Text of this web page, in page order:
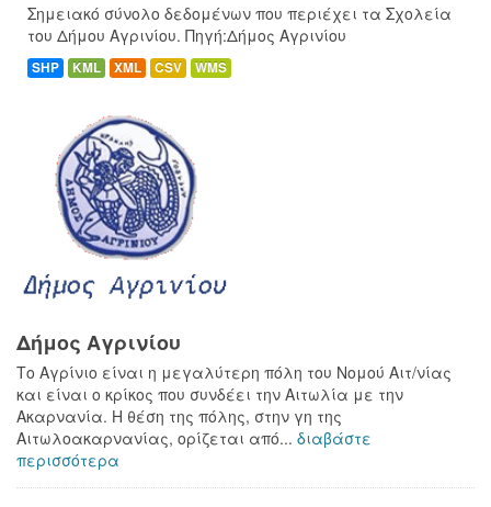
Σημειακό σύνολο δεδομένων που περιέχει τα Σχολεία
του Δήμου Αγρινίου. Πηγή:Δήμος Αγρινίου
SHP KML XML CSV WMS
Δήμος Αγρινίου
Το Αγρίνιο είναι η μεγαλύτερη πόλη του Νομού Αιτ/νίας
και είναι ο κρίκος που συνδέει την Αιτωλία με την
Ακαρνανία. Η θέση της πόλης, στην γη της
Αιτωλοακαρνανίας, ορίζεται από... διαβάστε
περισσότερα